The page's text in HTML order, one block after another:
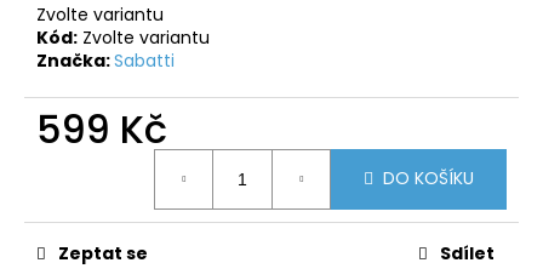
Zvolte variantu
Kód: Zvolte variantu
Značka:Sabatti
599 Kč
DO KOŠÍKU
Zeptat se Sdílet
u
č
u
j
m